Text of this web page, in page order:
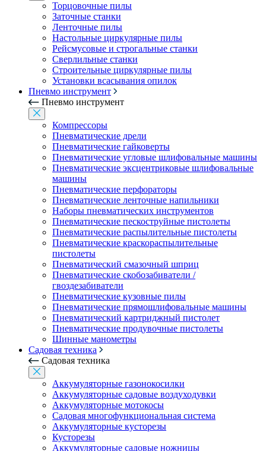
Торцовочные пилы
Заточные станки
Ленточные пилы
Настольные циркулярные пилы
Рейсмусовые и строгальные станки
Сверлильные станки
Строительные циркулярные пилы
Установки всасывания опилок
Пневмо инструмент
Пневмо инструмент
Компрессоры
Пневматические дрели
Пневматические гайковерты
Пневматические угловые шлифовальные машины
Пневматические эксцентриковые шлифовальные
машины
Пневматические перфораторы
Пневматические ленточные напильники
Наборы пневматических инструментов
Пневматические пескоструйные пистолеты
Пневматические распылительные пистолеты
Пневматические краскораспылительные
пистолеты
Пневматический смазочный шприц
Пневматические скобозабиватели /
гвоздезабиватели
Пневматические кузовные пилы
Пневматические прямошлифовальные машины
Пневматический картриджный пистолет
Пневматические продувочные пистолеты
Шинные манометры
Садовая техника
Садовая техника
Аккумуляторные газонокосилки
Аккумуляторные садовые воздуходувки
Аккумуляторные мотокосы
Садовая многофункциональная система
Аккумуляторные кусторезы
Кусторезы
Аккумуляторные садовые ножницы